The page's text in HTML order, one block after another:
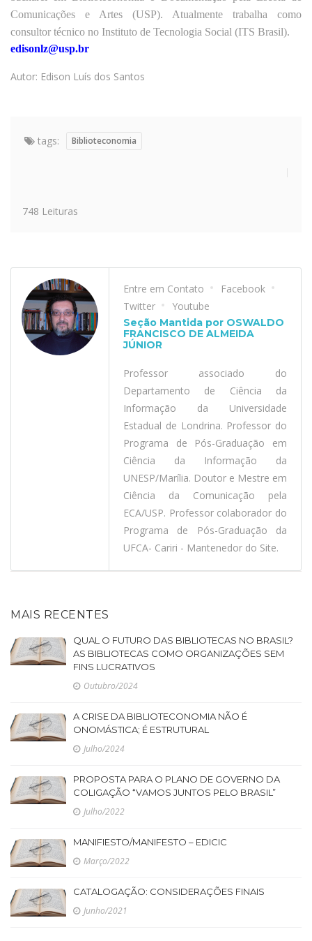
Comunicações e Artes (USP). Atualmente trabalha como
consultor técnico no Instituto de Tecnologia Social (ITS Brasil).
edisonlz@usp.br
Autor: Edison Luís dos Santos
tags: Biblioteconomia
748 Leituras
Entre em Contato
Facebook
Twitter
Youtube
Seção Mantida por OSWALDO
FRANCISCO DE ALMEIDA
JÚNIOR
Professor associado do
Departamento de Ciência da
Informação da Universidade
Estadual de Londrina. Professor do
Programa de Pós-Graduação em
Ciência da Informação da
UNESP/Marília. Doutor e Mestre em
Ciência da Comunicação pela
ECA/USP. Professor colaborador do
Programa de Pós-Graduação da
UFCA- Cariri - Mantenedor do Site.
MAIS RECENTES
QUAL O FUTURO DAS BIBLIOTECAS NO BRASIL?
AS BIBLIOTECAS COMO ORGANIZAÇÕES SEM
FINS LUCRATIVOS
Outubro/2024
A CRISE DA BIBLIOTECONOMIA NÃO É
ONOMÁSTICA; É ESTRUTURAL
Julho/2024
PROPOSTA PARA O PLANO DE GOVERNO DA
COLIGAÇÃO “VAMOS JUNTOS PELO BRASIL”
Julho/2022
MANIFIESTO/MANIFESTO – EDICIC
Março/2022
CATALOGAÇÃO: CONSIDERAÇÕES FINAIS
Junho/2021